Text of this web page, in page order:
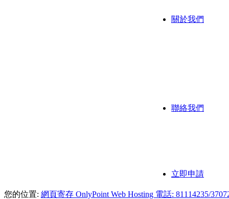
關於我們
聯絡我們
立即申請
您的位置: 網頁寄存 OnlyPoint Web Hosting 電話: 81114235/